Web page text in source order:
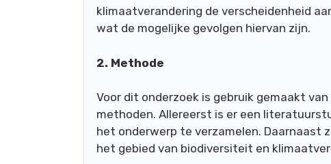
klimaatverandering de verscheidenheid
wat de mogelijke gevolgen hiervan zijn.
2. Methode
Voor dit onderzoek is gebruik gemaakt
methoden. Allereerst is er een
het onderwerp te verzamelen. Daarnaast
het gebied van biodiversiteit en